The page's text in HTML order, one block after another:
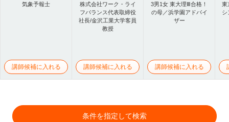
気象予報士
講師候補に入れる
株式会社ワーク・ライ
フバランス代表取締役
社長/金沢工業大学客員
教授
講師候補に入れる
3男1女 東大理Ⅲ合格！
の母／浜学園アドバイ
ザー
講師候補に入れる
東
シ
条件を指定して検索